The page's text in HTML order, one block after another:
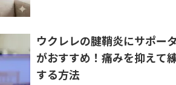
ウクレレの腱鞘炎にサポー
がおすすめ！痛みを抑えて
する方法